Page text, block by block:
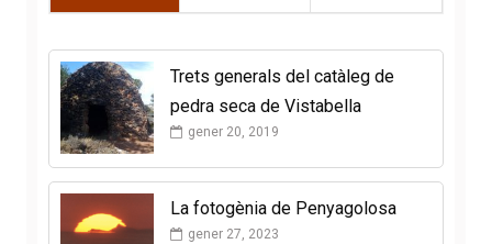
Trets generals del catàleg de
pedra seca de Vistabella
gener 20, 2019
La fotogènia de Penyagolosa
gener 27, 2023